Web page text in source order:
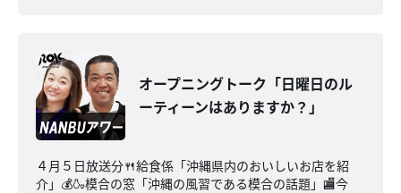
オープニングトーク「日曜日のル
ーティーンはありますか？」
４月５日放送分🍴給食係「沖縄県内のおいしいお店を紹
介」💰🍶模合の窓「沖縄の風習である模合の話題」🏬今